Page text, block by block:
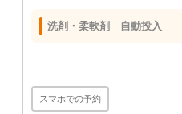
洗剤・柔軟剤 自動投入
スマホでの予約